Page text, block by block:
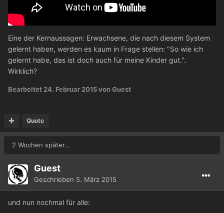
Eine der Kernaussagen: Erwachsene, die nach diesem System
gelernt haben, werden es kaum in Frage stellen: "So wie ich
gelernt habe, das ist doch auch für meine Kinder gut.".
Wirklich?
Bearbeitet 24. Februar 2015von Guest
Quote
2 Wochen später...
Guest
Geschrieben 5. März 2015
und nun nochmal für alle: